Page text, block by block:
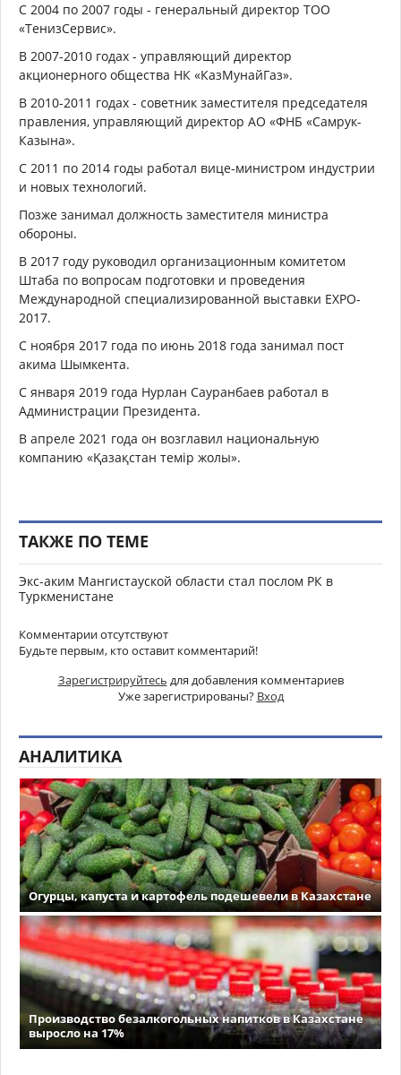
С 2004 по 2007 годы - генеральный директор ТОО
«ТенизСервис».
В 2007-2010 годах - управляющий директор
акционерного общества НК «КазМунайГаз».
В 2010-2011 годах - советник заместителя председателя
правления, управляющий директор АО «ФНБ «Самрук-
Казына».
С 2011 по 2014 годы работал вице-министром индустрии
и новых технологий.
Позже занимал должность заместителя министра
обороны.
В 2017 году руководил организационным комитетом
Штаба по вопросам подготовки и проведения
Международной специализированной выставки EXPO-
2017.
С ноября 2017 года по июнь 2018 года занимал пост
акима Шымкента.
С января 2019 года Нурлан Сауранбаев работал в
Администрации Президента.
В апреле 2021 года он возглавил национальную
компанию «Қазақстан темір жолы».
ТАКЖЕ ПО ТЕМЕ
Экс-аким Мангистауской области стал послом РК в
Туркменистане
Комментарии отсутствуют
Будьте первым, кто оставит комментарий!
Зарегистрируйтесь для добавления комментариев
Уже зарегистрированы? Вход
АНАЛИТИКА
Огурцы, капуста и картофель подешевели в Казахстане
Производство безалкогольных напитков в Казахстане
выросло на 17%